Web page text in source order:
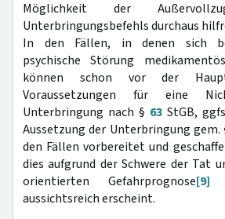
Möglichkeit der
Unterbringungsbefehls durchaus
In den Fällen, in denen sich
psychische Störung
können schon vor der
Voraussetzungen für eine
Unterbringung nach § 63 StGB,
Aussetzung der Unterbringung gem.
den Fällen vorbereitet und
dies aufgrund der Schwere der Tat
orientierten Gefahrprognose[9]
aussichtsreich erscheint.